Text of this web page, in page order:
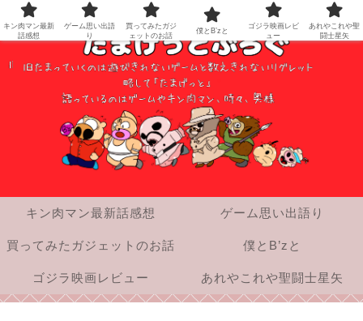
キン肉マン最新話感想 ゲーム思い出語り
買ってみたガジェットのお話 僕とB’zと
ゴジラ映画レビュー あれやこれや聖闘士星矢
キン肉マン最新
話感想
ゲーム思い出語
り
買ってみたガジ
ェットのお話
僕とB’zと
ゴジラ映画レビ
ュー
あれやこれや聖
闘士星矢